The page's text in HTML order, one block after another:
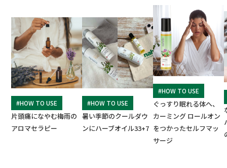
#HOW TO USE
片頭痛になやむ梅雨の
アロマセラピー
#HOW TO USE
暑い季節のクールダウ
ンにハーブオイル33+7
#HOW TO USE
ぐっすり眠れる体へ、
カーミング ロールオン
をつかったセルフマッ
サージ